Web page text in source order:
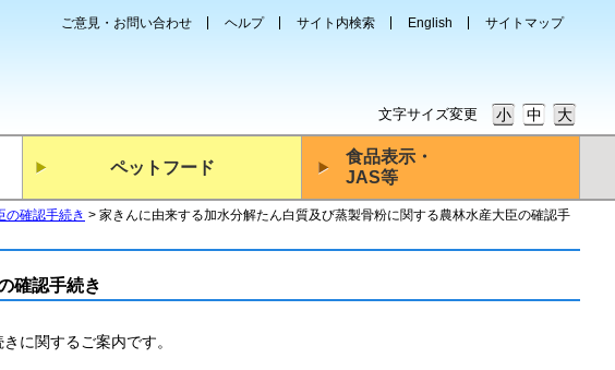
ご意見・お問い合わせ ヘルプ サイト内検索 English サイトマップ
文字サイズ変更 小 中 大
ペットフード
食品表示・
JAS等
の確認手続き
家きんに由来する加水分解たん白質及び蒸製骨粉に関する農林水産大臣の確認手
確認手続き
に関するご案内です。